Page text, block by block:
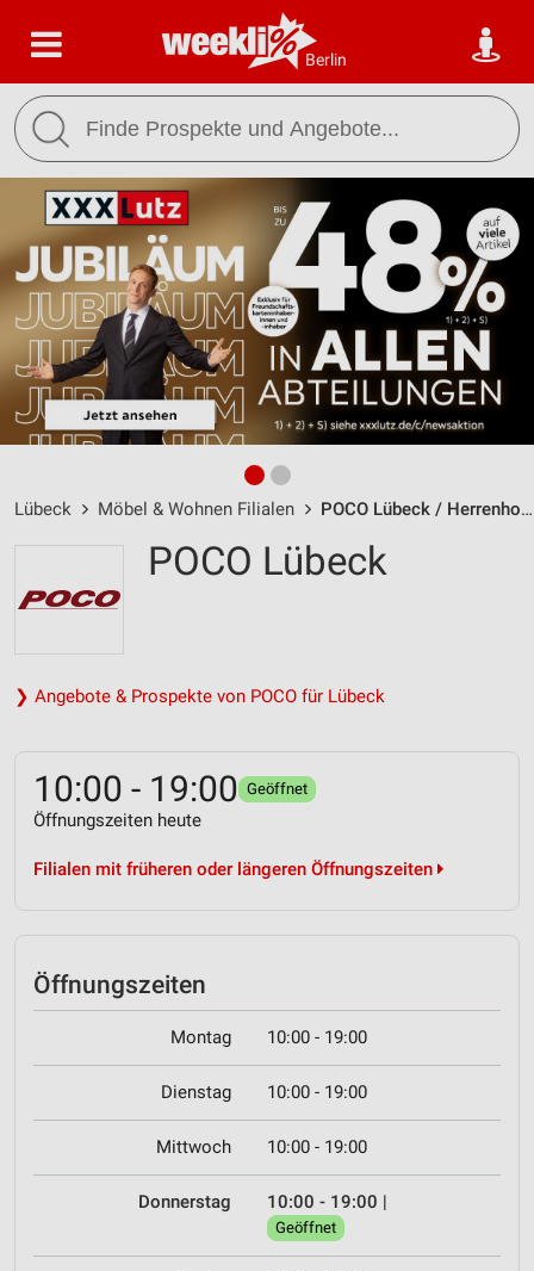
Berlin
Lübeck Möbel & Wohnen Filialen POCO Lübeck / Herrenholz 3 - Öffnungszeiten & Adresse
POCO Lübeck
❯ Angebote & Prospekte von POCO für Lübeck
10:00 - 19:00 Geöffnet
Öffnungszeiten heute
Filialen mit früheren oder längeren Öffnungszeiten
Öffnungszeiten
Montag 10:00 - 19:00
Dienstag 10:00 - 19:00
Mittwoch 10:00 - 19:00
Donnerstag 10:00 - 19:00 |
Geöffnet